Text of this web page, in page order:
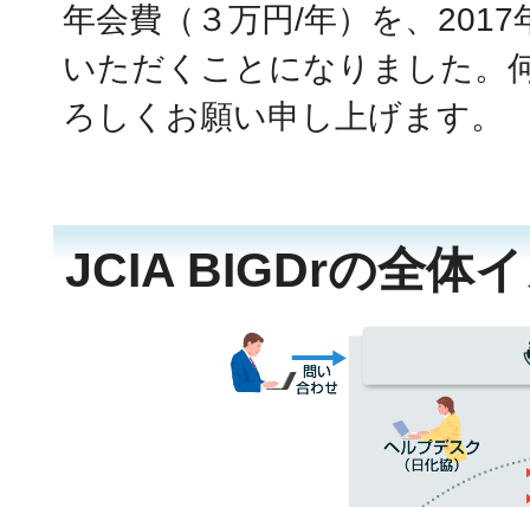
年会費（３万円/年）を、
いただくことになりました。
ろしくお願い申し上げます。
JCIA BIGDrの全体